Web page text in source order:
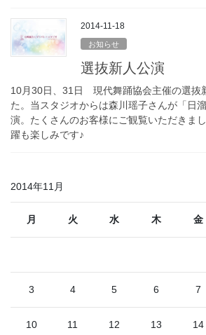
2014-11-18
お知らせ
選抜新人公演
10月30日、31日 現代舞踊協会主催の選抜
た。当スタジオからは森川瑶子さんが「日
演。たくさんのお客様にご観覧いただきま
躍も楽しみです♪
2014年11月
月 火 水 木 金
3 4 5 6 7
10 11 12 13 14